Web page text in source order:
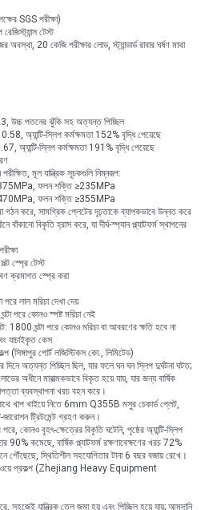
SGS পরীক্ষা)
টেস্ট
20 কেজি পরীক্ষার লোড, স্ট্যান্ডার্ড রাবার ঘর্ষণ মাথা
উচ্চ পতনের ঝুঁকি সহ অত্যন্ত পিচ্ছিল
অ্যান্টি-স্লিপ কর্মক্ষমতা 152% বৃদ্ধি পেয়েছে
অ্যান্টি-স্লিপ কর্মক্ষমতা 191% বৃদ্ধি পেয়েছে
মূল যান্ত্রিক সূচকগুলি নিম্নরূপ:
≥375MPa, ফলন শক্তি ≥235MPa
≥470MPa, ফলন শক্তি ≥355MPa
গঠন করে, সামগ্রিক প্লেটের দৃঢ়তাকে ব্যাপকভাবে উন্নত করে
বাঁকানো বিকৃতি হ্রাস করে, যা দীর্ঘ-স্প্যান প্ল্যাটফর্ম স্থাপনের
স্প্রে টেস্ট
ক্রমাগত স্প্রে করা
লাল মরিচা দেখা দেয়
পরে কোনও স্পষ্ট মরিচা নেই
1800 ঘন্টা পরে কোনও মরিচা বা আবরণের ক্ষতি হবে না
যাচাইকৃত কেস
(সিঙ্গাপুর পোর্ট লজিস্টিকস কো., লিমিটেড)
দিনে অত্যন্ত পিচ্ছিল ছিল, যার ফলে ঘন ঘন স্লিপ দুর্ঘটনা ঘটত;
অধীনে মারাত্মকভাবে বিকৃত হয়ে যায়, যার জন্য বার্ষিক
ব্যবস্থাপনা খরচ বহন করে।
খাপ খাইয়ে নিতে 6mm Q355B মসুর চেকার্ড প্লেট,
জারোশন ট্রিটমেন্ট গ্রহণ করুন।
কোনও বৃহৎ-ক্ষেত্রের বিকৃতি ঘটেনি, পৃষ্ঠের অ্যান্টি-স্লিপ
90% কমেছে, বার্ষিক প্ল্যাটফর্ম রক্ষণাবেক্ষণের খরচ 72%
পৌঁছেছে, স্থিতিশীল সহযোগিতার টানা 6 বছর বজায় রেখে।
প্রকল্প (Zhejiang Heavy Equipment
সহজেই যান্ত্রিক তেল জমা হয় এবং পিচ্ছিল হয়ে যায়; আমদানি